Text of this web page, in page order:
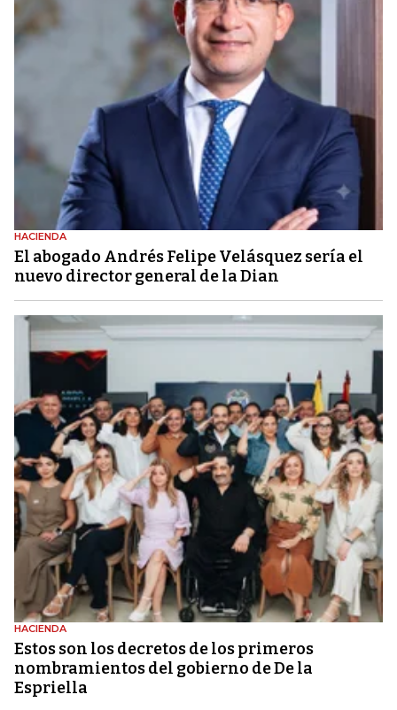
HACIENDA
El abogado Andrés Felipe Velásquez sería el
nuevo director general de la Dian
HACIENDA
Estos son los decretos de los primeros
nombramientos del gobierno de De la
Espriella